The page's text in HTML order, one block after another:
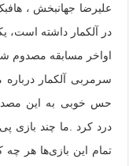
علیرضا جهانبخش ،
در آلکمار داشته است،
اواخر مسابقه مصدوم
سرمربی آلکمار
حس خوبی به این
درد کرد .ما چند بازی
تمام این بازی‌ها هر